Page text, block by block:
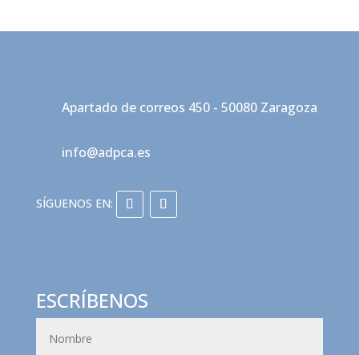
Apartado de correos 450 - 50080 Zaragoza
info@adpca.es
ESCRÍBENOS